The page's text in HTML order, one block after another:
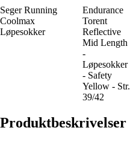
Seger Running
Coolmax
Løpesokker
Endurance
Torent
Reflective
Mid Length
-
Løpesokker
- Safety
Yellow - Str.
39/42
Produktbeskrivelser